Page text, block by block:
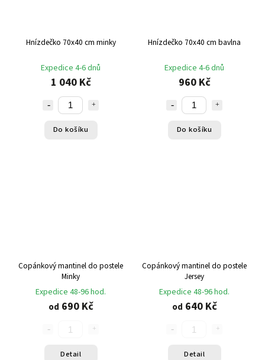
Hnízdečko 70x40 cm minky
Expedice 4-6 dnů
1 040 Kč
Do košíku
Hnízdečko 70x40 cm bavlna
Expedice 4-6 dnů
960 Kč
Do košíku
Copánkový mantinel do postele
Minky
Expedice 48-96 hod.
od 690 Kč
Detail
Copánkový mantinel do postele
Jersey
Expedice 48-96 hod.
od 640 Kč
Detail